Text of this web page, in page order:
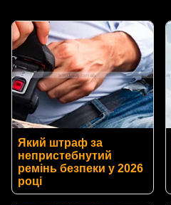
Який штраф за
непристебнутий
ремінь безпеки у 2026
році